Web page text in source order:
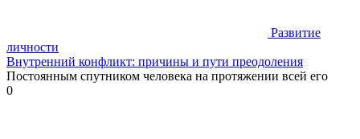
Развитие
личности
Внутренний конфликт: причины и пути преодоления
Постоянным спутником человека на протяжении всей его
0